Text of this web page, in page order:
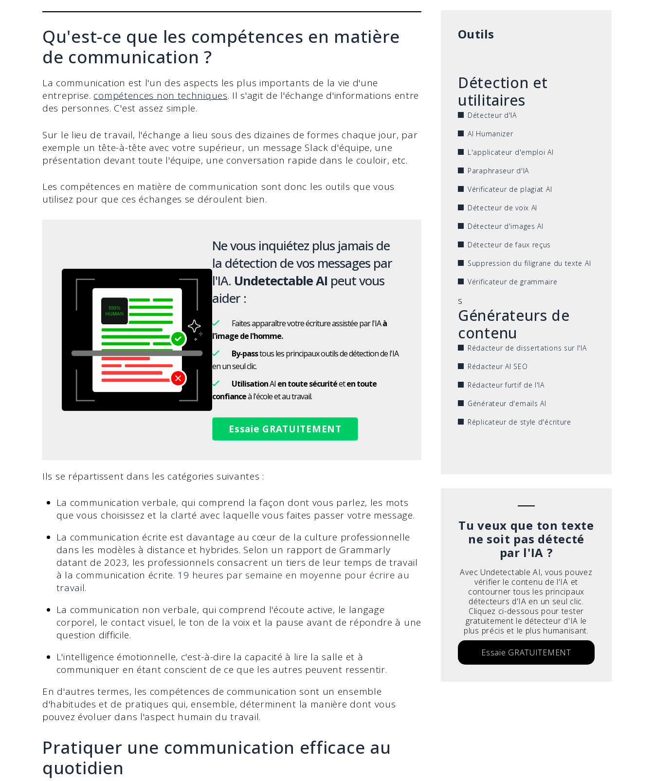
Qu'est-ce que les compétences en matière
de communication ?
La communication est l'un des aspects les plus importants de la vie d'une
entreprise. compétences non techniques. Il s'agit de l'échange d'informations entre
des personnes. C'est assez simple.
Sur le lieu de travail, l'échange a lieu sous des dizaines de formes chaque jour, par
exemple un tête-à-tête avec votre supérieur, un message Slack d'équipe, une
présentation devant toute l'équipe, une conversation rapide dans le couloir, etc.
Les compétences en matière de communication sont donc les outils que vous
utilisez pour que ces échanges se déroulent bien.
Ne vous inquiétez plus jamais de
la détection de vos messages par
l'IA. Undetectable AI peut vous
aider :
Faites apparaître votre écriture assistée par l'IAà
l'image de l'homme.
By-passtous les principaux outils de détection de l'IA
en un seul clic.
UtilisationAI en toute sécuritéeten toute
confianceà l'école et au travail.
Essaie GRATUITEMENT
Ils se répartissent dans les catégories suivantes :
La communication verbale, qui comprend la façon dont vous parlez, les mots
que vous choisissez et la clarté avec laquelle vous faites passer votre message.
La communication écrite est davantage au cœur de la culture professionnelle
dans les modèles à distance et hybrides. Selon un rapport de Grammarly
datant de 2023, les professionnels consacrent un tiers de leur temps de travail
à la communication écrite. 19 heures par semaine en moyenne pour écrire au
travail.
La communication non verbale, qui comprend l'écoute active, le langage
corporel, le contact visuel, le ton de la voix et la pause avant de répondre à une
question difficile.
L'intelligence émotionnelle, c'est-à-dire la capacité à lire la salle et à
communiquer en étant conscient de ce que les autres peuvent ressentir.
En d'autres termes, les compétences de communication sont un ensemble
d'habitudes et de pratiques qui, ensemble, déterminent la manière dont vous
pouvez évoluer dans l'aspect humain du travail.
Pratiquer une communication efficace au
quotidien
Outils
Détection et
utilitaires
Détecteur d'IA
AI Humanizer
L'applicateur d'emploi AI
Paraphraseur d'IA
Vérificateur de plagiat AI
Détecteur de voix AI
Détecteur d'images AI
Détecteur de faux reçus
Suppression du filigrane du texte AI
Vérificateur de grammaire
s
Générateurs de
contenu
Rédacteur de dissertations sur l'IA
Rédacteur AI SEO
Rédacteur furtif de l'IA
Générateur d'emails AI
Réplicateur de style d'écriture
Tu veux que ton texte
ne soit pas détecté
par l'IA ?
Avec Undetectable AI, vous pouvez
vérifier le contenu de l'IA et
contourner tous les principaux
détecteurs d'IA en un seul clic.
Cliquez ci-dessous pour tester
gratuitement le détecteur d'IA le
plus précis et le plus humanisant.
Essaie GRATUITEMENT